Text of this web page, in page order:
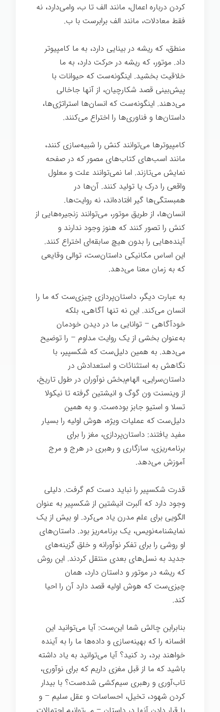
کردن درباره اعمال، مانند الف تا ب، وامی‌دارد، نه
فقط معادلات، مانند الف برابرست با ب.
منطق، که ریشه در بینایی دارد، به ما کامپیوتر
داد. موتور، که ریشه در حرکت دارد، به ما
خلاقیت بخشید. اینگونه‌ست که حیوانات با
پیش‌بینی قصد شکارچیان، از آنها جاخالی
می‌دهند. اینگونه‌ست که انسان‌ها استراتژی‌ها،
داستان‌ها و فناوری‌ها را اختراع می‌کنند.
کامپیوترها می‌توانند کنش را شبیه‌سازی کنند،
مانند اسب‌های کتاب‌های مصور که در صفحه
نمایش می‌تازند. اما نمی‌توانند علت و معلول
واقعی را درک یا تولید کنند. آن‌ها در
همبستگی‌ها گیر افتاده‌اند، نه روایت‌ها.
انسان‌ها، از طریق موتور، می‌توانند زنجیره‌هایی از
کنش را تصور کنند که هنوز وجود ندارند و
آینده‌هایی را بدون هیچ سابقه‌ای اختراع کنند.
این اساس مکانیکی داستان‌ست، توالی وقایعی
که به زمان معنا می‌دهد.
به عبارت دیگر، داستان‌پردازی چیزی‌ست که ما را
انسان می‌کند. این نه تنها آگاهی، بلکه
خودآگاهی – توانایی ما در دیدن خودمان
به‌عنوان بخشی از یک روایت مداوم – را توضیح
می‌دهد. به همین دلیل‌ست که شکسپیر، با
نگاهش به استثنائات و استعدادش در
داستان‌سرایی، الهام‌بخش نوآوران در طول تاریخ،
از وینسنت ون گوگ و انیشتین گرفته تا نیکولا
تسلا و استیو جابز بوده‌ست. و به همین
دلیل‌ست که عملیات ویژه، هوش اولیه را بسیار
مفید یافتند: داستان‌پردازی، مغز را برای
برنامه‌ریزی، سازگاری و رهبری در هرج و مرج
آموزش می‌دهد.
قدرت شکسپیر را نباید دست کم گرفت. دلیلی
وجود دارد که آلبرت انیشتین از شکسپیر به عنوان
الگویی برای علم مدرن یاد می‌کرد. او بیش از یک
نمایشنامه‌نویس، یک برنامه‌ریز بود. داستان‌های
او روشی را برای تفکر نوآورانه و خلق گزینه‌های
جدید به نسل‌های بعدی منتقل کردند. این روش
که ریشه در موتور و داستان دارد، همان
چیزی‌ست که هوش اولیه قصد دارد آن را احیا
کند.
بنابراین چالش شما این‌ست: آیا می‌توانید این
افسانه را که بهینه‌سازی و داده‌ها ما را به آینده
خواهند برد، رد کنید؟ آیا می‌توانید به یاد داشته
باشید که ما از قبل مغزی داریم که برای نوآوری،
تاب‌آوری و رهبری سیم‌کشی شده‌ست؟ با بیدار
کردن شهود، تخیل، احساسات و عقل سلیم – و